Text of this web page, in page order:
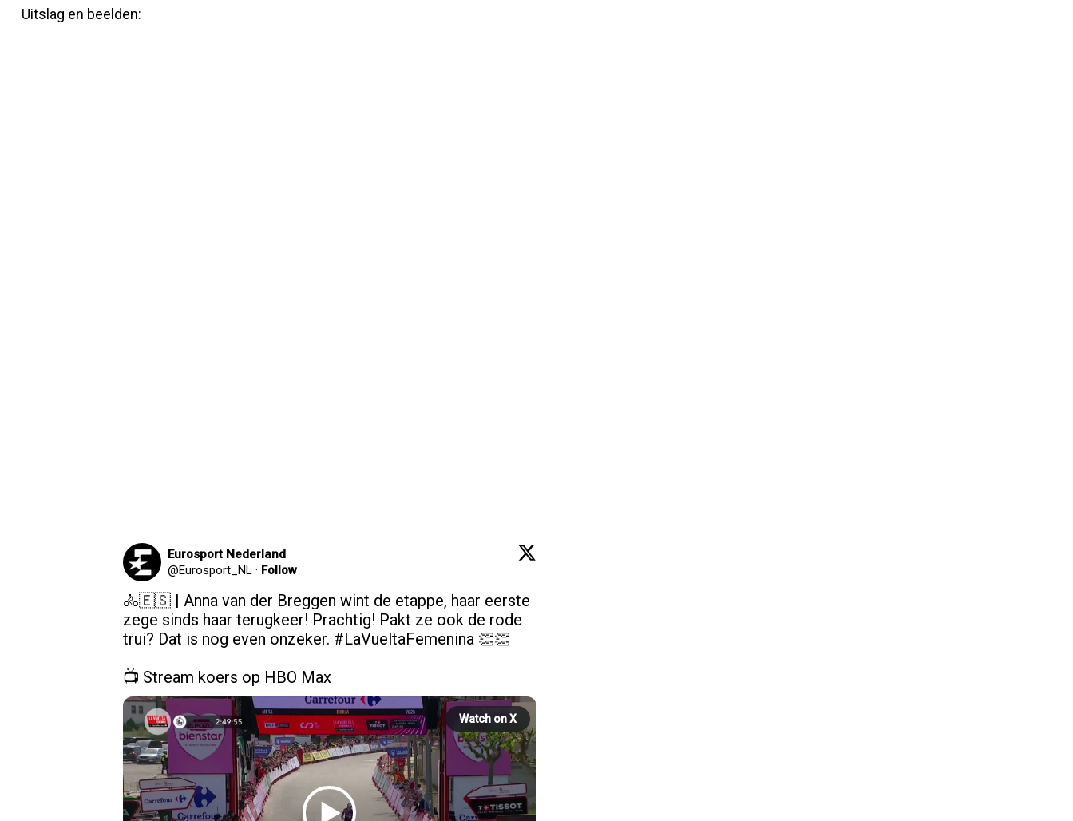
Uitslag en beelden:
Eurosport Nederland
@Eurosport_NL · Follow
🚴🇪🇸 | Anna van der Breggen wint de etappe, haar eerste
zege sinds haar terugkeer! Prachtig! Pakt ze ook de rode
trui? Dat is nog even onzeker. #LaVueltaFemenina 👏👏
📺 Stream koers op HBO Max
Watch on X